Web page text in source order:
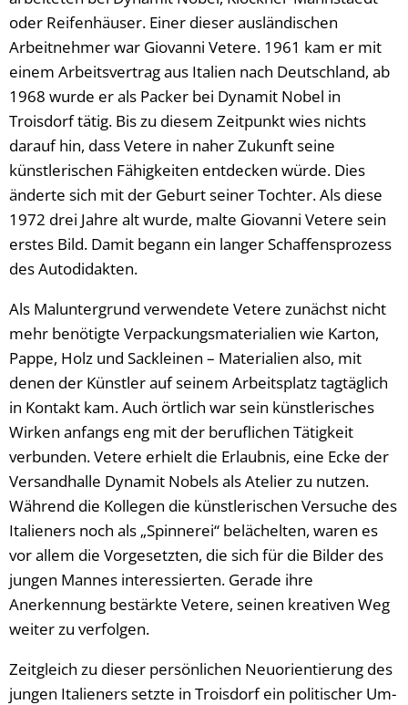
oder Reifenhäuser. Einer dieser ausländischen
Arbeitnehmer war Giovanni Vetere. 1961 kam er mit
einem Arbeitsvertrag aus Italien nach Deutschland, ab
1968 wurde er als Packer bei Dynamit Nobel in
Troisdorf tätig. Bis zu diesem Zeitpunkt wies nichts
darauf hin, dass Vetere in naher Zukunft seine
künstlerischen Fähigkeiten entdecken würde. Dies
änderte sich mit der Geburt seiner Tochter. Als diese
1972 drei Jahre alt wurde, malte Giovanni Vetere sein
erstes Bild. Damit begann ein langer Schaffensprozess
des Autodidakten.
Als Maluntergrund verwendete Vetere zunächst nicht
mehr benötigte Verpackungsmaterialien wie Karton,
Pappe, Holz und Sackleinen – Materialien also, mit
denen der Künstler auf seinem Arbeitsplatz tagtäglich
in Kontakt kam. Auch örtlich war sein künstlerisches
Wirken anfangs eng mit der beruflichen Tätigkeit
verbunden. Vetere erhielt die Erlaubnis, eine Ecke der
Versandhalle Dynamit Nobels als Atelier zu nutzen.
Während die Kollegen die künstlerischen Versuche des
Italieners noch als „Spinnerei“ belächelten, waren es
vor allem die Vorgesetzten, die sich für die Bilder des
jungen Mannes interessierten. Gerade ihre
Anerkennung bestärkte Vetere, seinen kreativen Weg
weiter zu verfolgen.
Zeitgleich zu dieser persönlichen Neuorientierung des
jungen Italieners setzte in Troisdorf ein politischer Um-